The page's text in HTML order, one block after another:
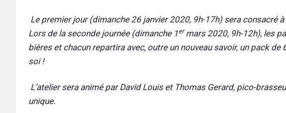
Le premier jour (dimanche 26 janvier 2020, 9h-17h) sera consacré
Lors de la seconde journée (dimanche 1ermars 2020, 9h-12h), les
bières et chacun repartira avec, outre un nouveau savoir, un pack
soi !
L’atelier sera animé par David Louis et Thomas Gerard, pico-
unique.